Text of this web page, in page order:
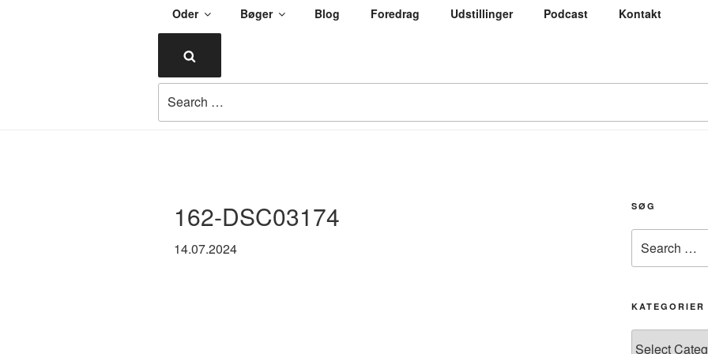
ULENDORF
Oder om alting
Oder Bøger Blog Foredrag Udstillinger Podcast Kontakt
for:
162-DSC03174
14.07.2024
SØG
for:
KATEGORIER